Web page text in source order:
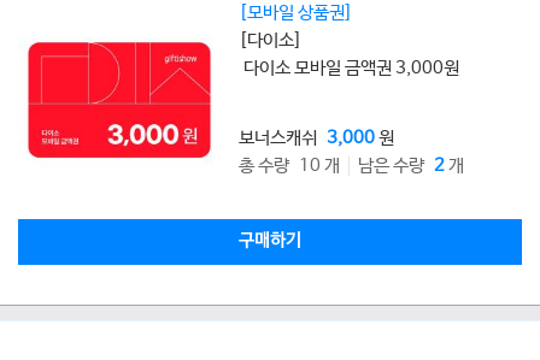
[모바일 상품권]
[다이소]
다이소 모바일 금액권 3,000원
보너스캐쉬 3,000원
총 수량 10 개
남은 수량 2개
구매하기